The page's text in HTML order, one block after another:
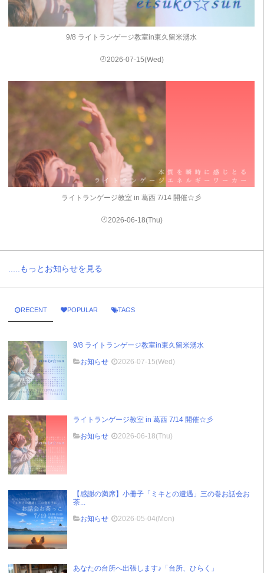
9/8 ライトランゲージ教室in東久留米湧水
2026-07-15(Wed)
ライトランゲージ教室 in 葛西 7/14 開催☆彡
2026-06-18(Thu)
.....もっとお知らせを見る
RECENT POPULAR TAGS
9/8 ライトランゲージ教室in東久留米湧水
お知らせ
2026-07-15(Wed)
ライトランゲージ教室 in 葛西 7/14 開催☆彡
お知らせ
2026-06-18(Thu)
【感謝の満席】小冊子「ミキとの遭遇」三の巻お話会お
茶...
お知らせ
2026-05-04(Mon)
あなたの台所へ出張します♪「台所、ひらく」